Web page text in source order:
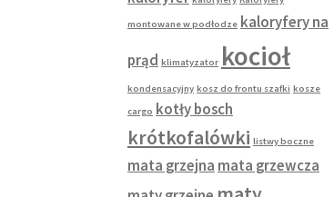
montowane w podłodze kaloryfery na
prąd klimatyzator kocioł
kondensacyjny kosz do frontu szafki kosze
cargo kotły bosch
krótkofalówki listwy boczne
mata grzejna mata grzewcza